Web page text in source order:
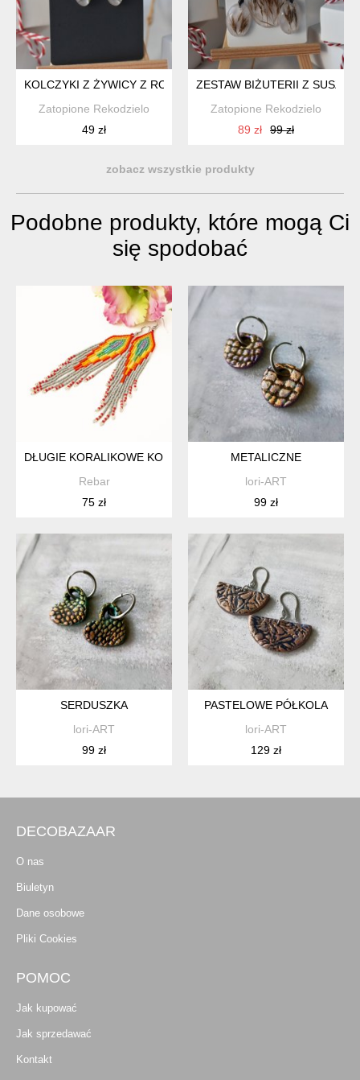
KOLCZYKI Z ŻYWICY Z ROŚLINAMI SZTYFTY Z CYRKONIĄ Z
Zatopione Rekodzielo
49 zł
ZESTAW BIŻUTERII Z
Zatopione Rekodzielo
89 zł
99 zł
zobacz wszystkie produkty
Podobne produkty, które mogą Ci
się spodobać
DŁUGIE KORALIKOWE KOLCZYKI INDIANCE TĘCZOWO-SZARE
Rebar
75 zł
METALICZNE
lori-ART
99 zł
SERDUSZKA
lori-ART
99 zł
PASTELOWE PÓŁKOLA
lori-ART
129 zł
DECOBAZAAR
O nas
Biuletyn
Dane osobowe
Pliki Cookies
POMOC
Jak kupować
Jak sprzedawać
Kontakt